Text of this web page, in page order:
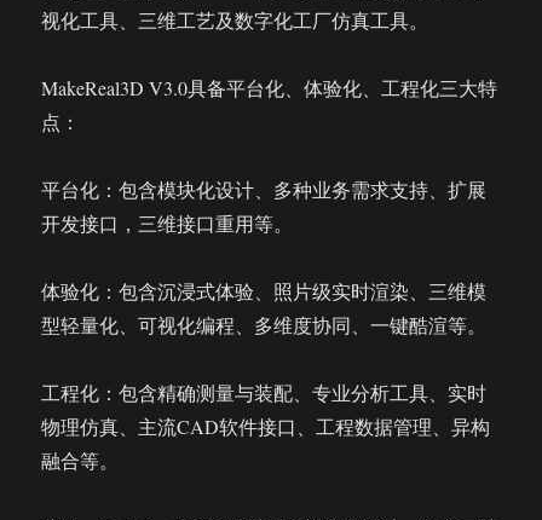
视化工具、三维工艺及数字化工厂仿真工具。
MakeReal3D V3.0具备平台化、体验化、工程化三大特
点：
平台化：包含模块化设计、多种业务需求支持、扩展
开发接口，三维接口重用等。
体验化：包含沉浸式体验、照片级实时渲染、三维模
型轻量化、可视化编程、多维度协同、一键酷渲等。
工程化：包含精确测量与装配、专业分析工具、实时
物理仿真、主流CAD软件接口、工程数据管理、异构
融合等。